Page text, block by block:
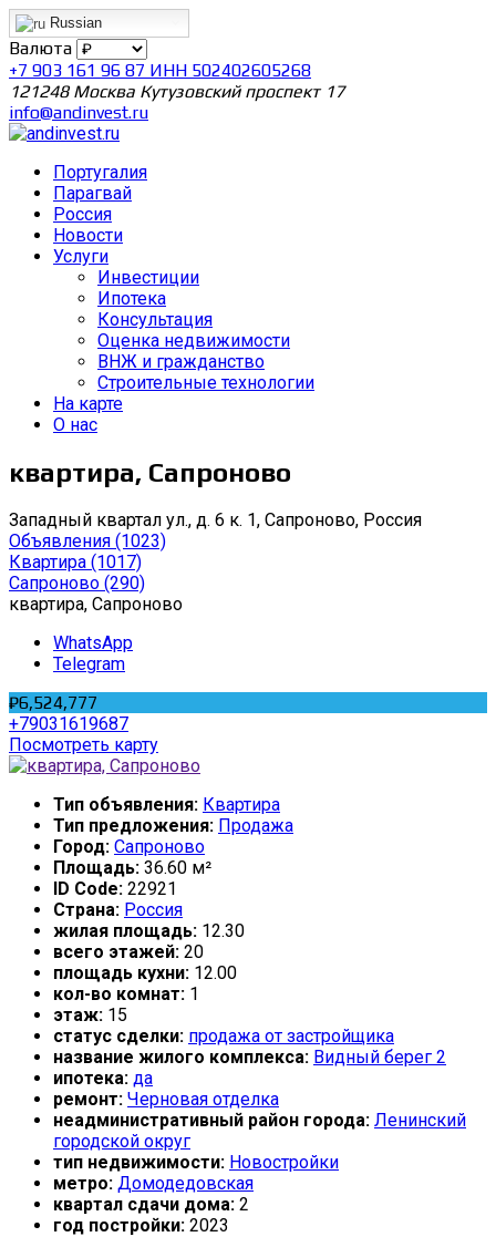
Russian
Валюта
+7 903 161 96 87 ИНН 502402605268
121248 Москва Кутузовский проспект 17
info@andinvest.ru
Португалия
Парагвай
Россия
Новости
Услуги
Инвестиции
Ипотека
Консультация
Оценка недвижимости
ВНЖ и гражданство
Строительные технологии
На карте
О нас
квартира, Сапроново
Западный квартал ул., д. 6 к. 1, Сапроново, Россия
Объявления (1023)
Квартира (1017)
Сапроново (290)
квартира, Сапроново
WhatsApp
Telegram
₽6,524,777
+79031619687
Посмотреть карту
Тип объявления: Квартира
Тип предложения: Продажа
Город: Сапроново
Площадь: 36.60 м²
ID Code: 22921
Страна: Россия
жилая площадь: 12.30
всего этажей: 20
площадь кухни: 12.00
кол-во комнат: 1
этаж: 15
статус сделки: продажа от застройщика
название жилого комплекса: Видный берег 2
ипотека: да
ремонт: Черновая отделка
неадминистративный район города: Ленинский
городской округ
тип недвижимости: Новостройки
метро: Домодедовская
квартал сдачи дома: 2
год постройки: 2023